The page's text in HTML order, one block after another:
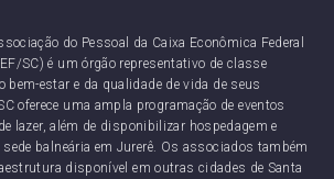
do Pessoal da Caixa Econômica Federal
SC) é um órgão representativo de classe
bem-estar e da qualidade de vida de seus
oferece uma ampla programação de eventos
lazer, além de disponibilizar hospedagem e
balneária em Jurerê. Os associados também
disponível em outras cidades de Santa